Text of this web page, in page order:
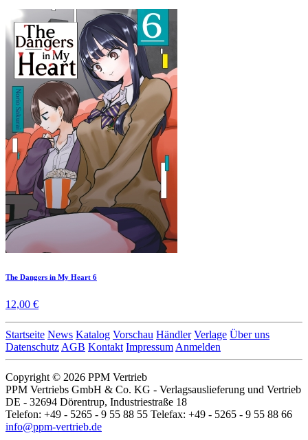
The Dangers in My Heart 6
12,00 €
Startseite News Katalog Vorschau Händler Verlage Über uns
Datenschutz AGB Kontakt Impressum Anmelden
Copyright © 2026 PPM Vertrieb
PPM Vertriebs GmbH & Co. KG - Verlagsauslieferung und Vertrieb
DE - 32694 Dörentrup, Industriestraße 18
Telefon: +49 - 5265 - 9 55 88 55 Telefax: +49 - 5265 - 9 55 88 66
info@ppm-vertrieb.de